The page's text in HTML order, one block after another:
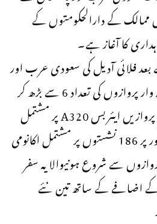
ممالک کے دارالحکومتوں کے
کا آغاز ہے۔
فلائی آدیل کی سعودی عرب اور
پاکستان کے درمیان ہفتہ وار پروازوں کی تعداد 6 سے بڑھ کر
13 ہو گئی ہےا ور یہ تما م پروازیں ایئربس A320 پر مشتمل
ہیں، جن کی ترتیب مکمل طور پر 186 نشستوں پر مشتمل اکانومی
سے شروع ہونیوالا یہ سفر
اضافے کے ساتھ تین نئے